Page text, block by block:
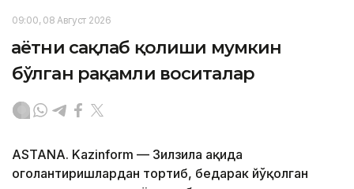
09:00, 08 Август 2026
Ҳаётни сақлаб қолиши мумкин
бўлган рақамли воситалар
ASTANA. Kazinform — Зилзила ҳақида
огоҳлантиришлардан тортиб, бедарак йўқолган